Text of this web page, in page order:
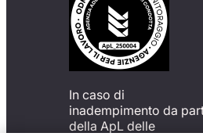
In caso di
inadempimento da
della ApL delle